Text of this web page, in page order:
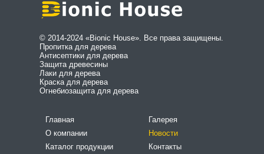
© 2014-2024 «Bionic House». Все права защищены.
Пропитка для дерева
Антисептики для дерева
Защита древесины
Лаки для дерева
Краска для дерева
Огнебиозащита для дерева
Главная
О компании
Каталог продукции
Галерея
Новости
Контакты